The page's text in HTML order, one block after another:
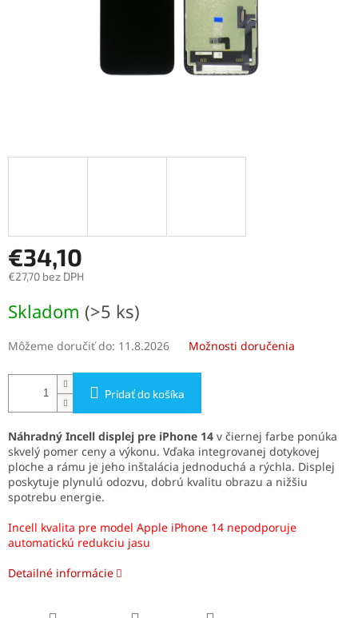
€34,10
€27,70 bez DPH
cena:
Skladom (>5 ks)
Môžeme doručiť do: 11.8.2026 Možnosti doručenia
Pridať do košíka
Náhradný Incell displej pre iPhone 14 v čiernej farbe ponúka
skvelý pomer ceny a výkonu. Vďaka integrovanej dotykovej
ploche a rámu je jeho inštalácia jednoduchá a rýchla. Displej
poskytuje plynulú odozvu, dobrú kvalitu obrazu a nižšiu
spotrebu energie.
Incell kvalita pre model Apple iPhone 14 nepodporuje
automatickú redukciu jasu
Detailné informácie